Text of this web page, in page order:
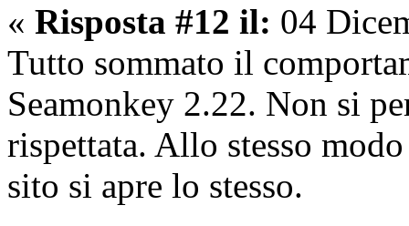
« Risposta #12 il: 04
Tutto sommato il
Seamonkey 2.22. Non si
rispettata. Allo stesso
sito si apre lo stesso.